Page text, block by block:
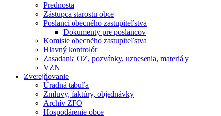
Prednosta
Zástupca starostu obce
Poslanci obecného zastupiteľstva
Dokumenty pre poslancov
Komisie obecného zastupiteľstva
Hlavný kontrolór
Zasadania OZ, pozvánky, uznesenia, materiály
VZN
Zverejňovanie
Úradná tabuľa
Zmluvy, faktúry, objednávky
Archív ZFO
Hospodárenie obce